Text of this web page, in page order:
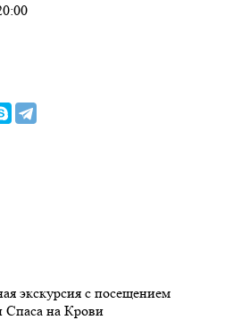
экскурсия с посещением
Спаса на Крови